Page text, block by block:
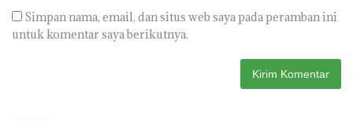
Simpan nama, email, dan situs web saya pada peramban ini
untuk komentar saya berikutnya.